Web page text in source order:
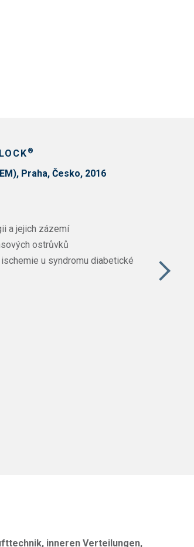
®
Praha, Česko, 2016
a jejich zázemí
ostrůvků
u syndromu diabetické
inneren Verteilungen,